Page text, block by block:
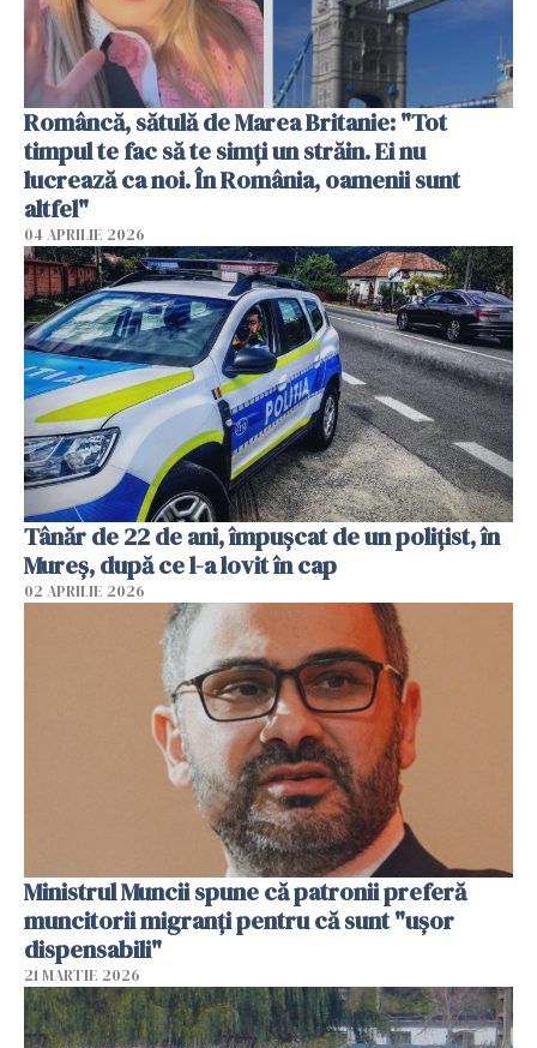
Româncă, sătulă de Marea Britanie: "Tot
timpul te fac să te simți un străin. Ei nu
lucrează ca noi. În România, oamenii sunt
altfel"
04 APRILIE 2026
Tânăr de 22 de ani, împușcat de un polițist, în
Mureș, după ce l-a lovit în cap
02 APRILIE 2026
Ministrul Muncii spune că patronii preferă
muncitorii migranți pentru că sunt "uşor
dispensabili"
21 MARTIE 2026